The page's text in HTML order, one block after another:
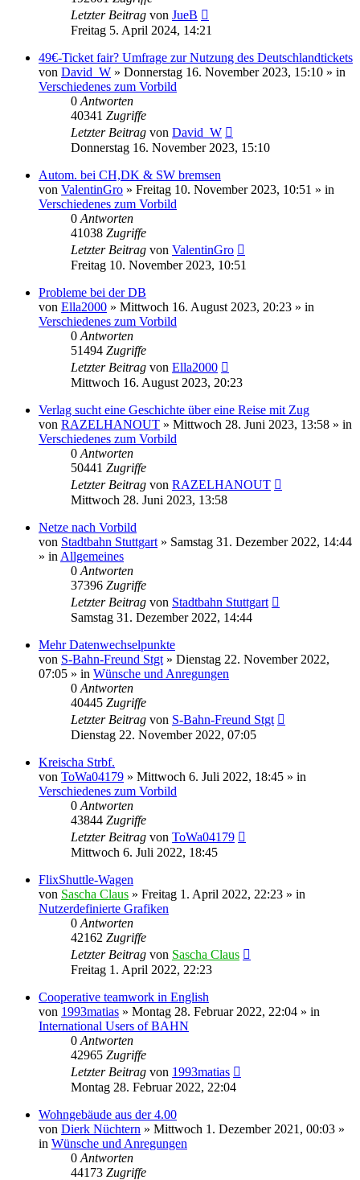
Letzter Beitrag von JueB
Freitag 5. April 2024, 14:21
49€-Ticket fair? Umfrage zur Nutzung des Deutschlandtickets
von David_W » Donnerstag 16. November 2023, 15:10 » in
Verschiedenes zum Vorbild
0 Antworten
40341 Zugriffe
Letzter Beitrag von David_W
Donnerstag 16. November 2023, 15:10
Autom. bei CH,DK & SW bremsen
von ValentinGro » Freitag 10. November 2023, 10:51 » in
Verschiedenes zum Vorbild
0 Antworten
41038 Zugriffe
Letzter Beitrag von ValentinGro
Freitag 10. November 2023, 10:51
Probleme bei der DB
von Ella2000 » Mittwoch 16. August 2023, 20:23 » in
Verschiedenes zum Vorbild
0 Antworten
51494 Zugriffe
Letzter Beitrag von Ella2000
Mittwoch 16. August 2023, 20:23
Verlag sucht eine Geschichte über eine Reise mit Zug
von RAZELHANOUT » Mittwoch 28. Juni 2023, 13:58 » in
Verschiedenes zum Vorbild
0 Antworten
50441 Zugriffe
Letzter Beitrag von RAZELHANOUT
Mittwoch 28. Juni 2023, 13:58
Netze nach Vorbild
von Stadtbahn Stuttgart » Samstag 31. Dezember 2022, 14:44
» in Allgemeines
0 Antworten
37396 Zugriffe
Letzter Beitrag von Stadtbahn Stuttgart
Samstag 31. Dezember 2022, 14:44
Mehr Datenwechselpunkte
von S-Bahn-Freund Stgt » Dienstag 22. November 2022,
07:05 » in Wünsche und Anregungen
0 Antworten
40445 Zugriffe
Letzter Beitrag von S-Bahn-Freund Stgt
Dienstag 22. November 2022, 07:05
Kreischa Strbf.
von ToWa04179 » Mittwoch 6. Juli 2022, 18:45 » in
Verschiedenes zum Vorbild
0 Antworten
43844 Zugriffe
Letzter Beitrag von ToWa04179
Mittwoch 6. Juli 2022, 18:45
FlixShuttle-Wagen
von Sascha Claus » Freitag 1. April 2022, 22:23 » in
Nutzerdefinierte Grafiken
0 Antworten
42162 Zugriffe
Letzter Beitrag von Sascha Claus
Freitag 1. April 2022, 22:23
Cooperative teamwork in English
von 1993matias » Montag 28. Februar 2022, 22:04 » in
International Users of BAHN
0 Antworten
42965 Zugriffe
Letzter Beitrag von 1993matias
Montag 28. Februar 2022, 22:04
Wohngebäude aus der 4.00
von Dierk Nüchtern » Mittwoch 1. Dezember 2021, 00:03 »
in Wünsche und Anregungen
0 Antworten
44173 Zugriffe